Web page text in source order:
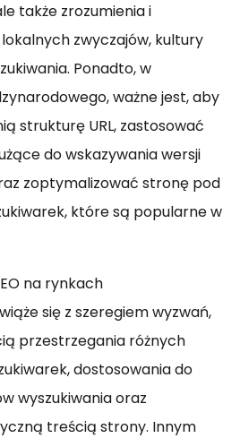
także zrozumienia i
zwyczajów, kultury
Ponadto, w
ważne jest, aby
strukturę URL, zastosować
do wskazywania wersji
zoptymalizować stronę pod
które są popularne w
na rynkach
się z szeregiem wyzwań,
przestrzegania różnych
dostosowania do
wyszukiwania oraz
treścią strony. Innym